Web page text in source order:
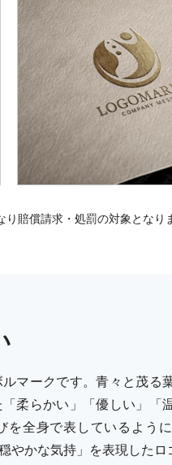
賠償請求・処罰の対象となり
マークです。青々と茂る
柔らかい」「優しい」「
全身で表しているよう
やかな気持」を表現したロ